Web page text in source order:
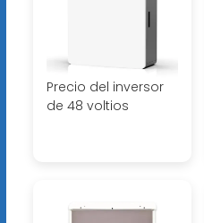
Precio del inversor
de 48 voltios